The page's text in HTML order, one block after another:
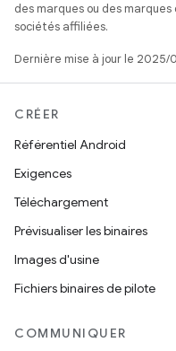
des marques ou des
sociétés affiliées.
Dernière mise à jour le 2025/
CRÉER
Référentiel Android
Exigences
Téléchargement
Prévisualiser les binaires
Images d'usine
Fichiers binaires de pilote
COMMUNIQUER